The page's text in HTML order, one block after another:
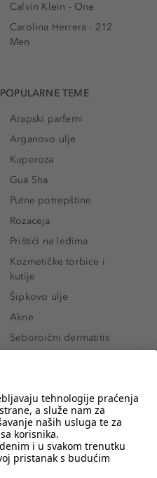
Calvin Klein - One
Carolina Herrera - 212
Men
POPULARNE TEME
Arapski parfemi
Arganovo ulje
Kuperoza
Gua Sha
Putne potrepštine
Rozaceja
Prištići na leđima
Kozmetičke torbice i
kutije
Šipkovo ulje
Akne
Seboroični dermatitis
Novo
Koji mi parfem
odgovara?
Kako našminkati oči da